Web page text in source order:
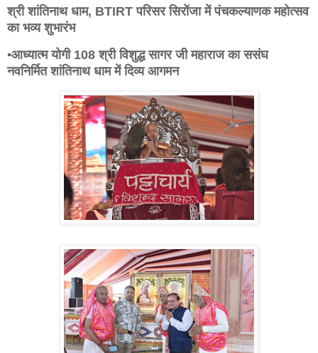
श्री शांतिनाथ धाम, BTIRT परिसर सिरोंजा में पंचकल्याणक महोत्सव
का भव्य शुभारंभ
▪️आध्यात्म योगी 108 श्री विशुद्ध सागर जी महाराज का ससंघ
नवनिर्मित शांतिनाथ धाम में दिव्य आगमन